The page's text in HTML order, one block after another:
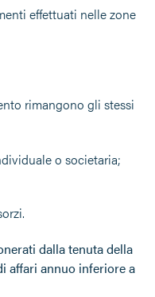
effettuati nelle zone
rimangono gli stessi
o societaria;
dalla tenuta della
affari annuo inferiore a